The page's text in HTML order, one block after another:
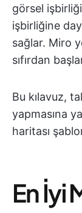
görsel işbirliği
işbirliğine
sağlar. Miro
sıfırdan
Bu kılavuz,
yapmasına
haritası
En İyi